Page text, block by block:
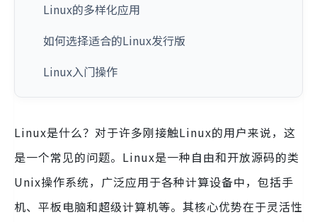
Linux的多样化应用
如何选择适合的Linux发行版
Linux入门操作
Linux是什么？对于许多刚接触Linux的用户来说，这
是一个常见的问题。Linux是一种自由和开放源码的类
Unix操作系统，广泛应用于各种计算设备中，包括手
机、平板电脑和超级计算机等。其核心优势在于灵活性